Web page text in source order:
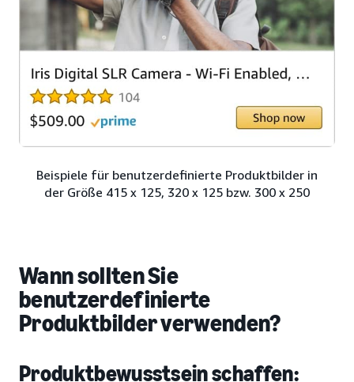
Beispiele für benutzerdefinierte Produktbilder in
der Größe 415 x 125, 320 x 125 bzw. 300 x 250
Wann sollten Sie
benutzerdefinierte
Produktbilder verwenden?
Produktbewusstsein schaffen: